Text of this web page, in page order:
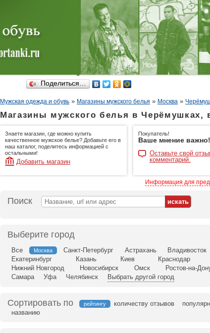
Поделиться…
Мужская одежда и обувь » Магазины мужского белья » Москва »
Магазины мужского белья в Черёмушках,
Знаете магазин, где можно купить
качественное мужское белье? Добавьте его в
наш каталог, поделитесь информацией с
остальными!
Добавить магазин
Покупатель!
Ваше мнение важно!
Оставьте свой
комментарий.
Информация для
Поиск
Выберите город
Все Москва Санкт-Петербург Астрахань Владивосток
Екатеринбург
Казань Киев Краснодар
Нижний Новгород
Новосибирск Омск Ростов-на-
Самара
Уфа Челябинск Выбрать другой город
Сортировать по рейтингу количеству отзывов
названию